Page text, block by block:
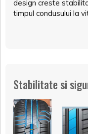
design creste
timpul condusului la
Stabilitate si